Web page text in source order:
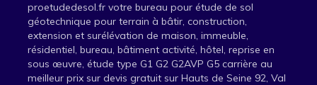
proetudedesol.fr votre bureau pour étude de sol
géotechnique pour terrain à bâtir, construction,
extension et surélévation de maison, immeuble,
résidentiel, bureau, bâtiment activité, hôtel, reprise en
sous œuvre, étude type G1 G2 G2AVP G5 carrière au
meilleur prix sur devis gratuit sur Hauts de Seine 92, Val